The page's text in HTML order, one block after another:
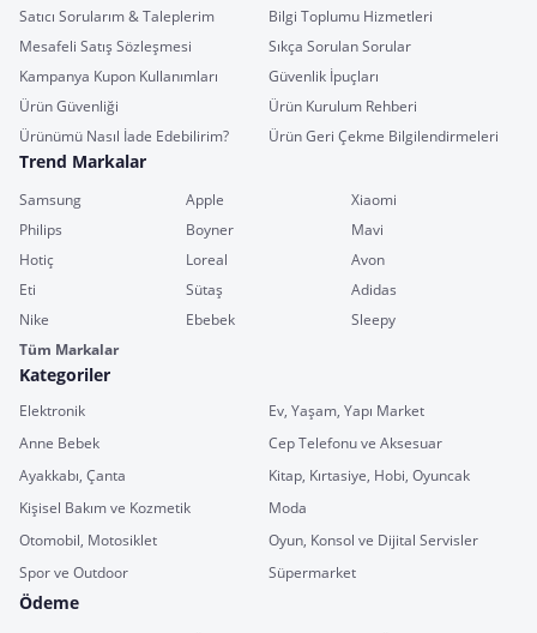
Satıcı Sorularım & Taleplerim
Bilgi Toplumu Hizmetleri
Mesafeli Satış Sözleşmesi
Sıkça Sorulan Sorular
Kampanya Kupon Kullanımları
Güvenlik İpuçları
Ürün Güvenliği
Ürün Kurulum Rehberi
Ürünümü Nasıl İade Edebilirim?
Ürün Geri Çekme Bilgilendirmeleri
Trend Markalar
Samsung Apple
Xiaomi
Philips
Boyner
Mavi
Hotiç
Loreal
Avon
Eti
Sütaş
Adidas
Nike
Ebebek
Sleepy
Tüm Markalar
Kategoriler
Elektronik
Ev, Yaşam, Yapı Market
Anne Bebek
Cep Telefonu ve Aksesuar
Ayakkabı, Çanta
Kitap, Kırtasiye, Hobi, Oyuncak
Kişisel Bakım ve Kozmetik
Moda
Otomobil, Motosiklet
Oyun, Konsol ve Dijital Servisler
Spor ve Outdoor
Süpermarket
Ödeme